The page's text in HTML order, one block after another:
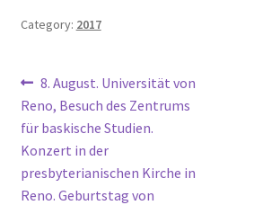
Category: 2017
Navegación
de
entradas
Previous
post:
8. August. Universität von
Reno, Besuch des Zentrums
für baskische Studien.
Konzert in der
presbyterianischen Kirche in
Reno. Geburtstag von